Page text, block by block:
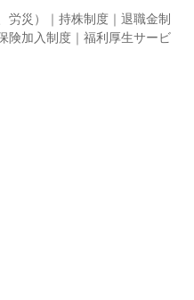
労災）｜持株制度｜退職金制
険加入制度｜福利厚生サービ